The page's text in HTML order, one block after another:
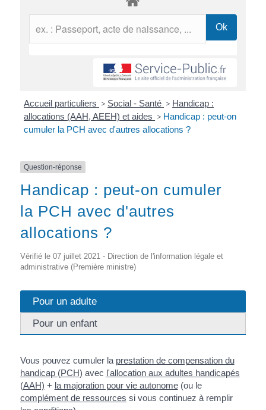
Accueil particuliers > Social - Santé > Handicap :
allocations (AAH, AEEH) et aides > Handicap : peut-on
cumuler la PCH avec d'autres allocations ?
Question-réponse
Handicap : peut-on cumuler
la PCH avec d'autres
allocations ?
Vérifié le 07 juillet 2021 - Direction de l'information légale et
administrative (Première ministre)
Pour un adulte
Pour un enfant
Vous pouvez cumuler la prestation de compensation du
handicap (PCH) avec l'allocation aux adultes handicapés
(AAH) + la majoration pour vie autonome(ou le
complément de ressources si vous continuez à remplir